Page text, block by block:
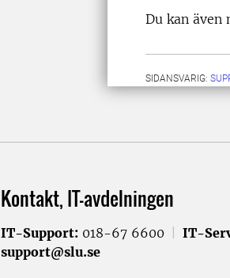
Du kan
SIDANSVARIG:
Kontakt, IT-avdelningen
IT-Support: 018-67 6600 IT-
support@slu.se